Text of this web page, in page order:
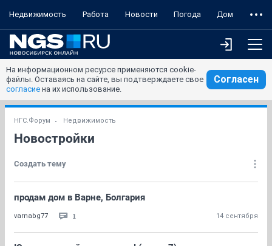
Недвижимость Работа Новости Погода Дом
На информационном ресурсе применяются cookie-
файлы. Оставаясь на сайте, вы подтверждаете свое
согласие на их использование.
Согласен
НГС.Форум Недвижимость
Новостройки
Создать тему
продам дом в Варне, Болгария
varnabg77 1 14 сентября